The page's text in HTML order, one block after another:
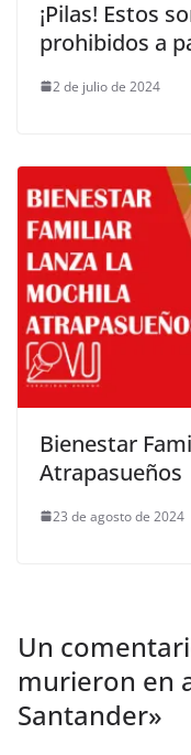
¡Pilas! Estos
prohibidos a
2 de julio de 2024
Bienestar
Atrapasueños
23 de agosto de 2024
Un
murieron en
Santander»